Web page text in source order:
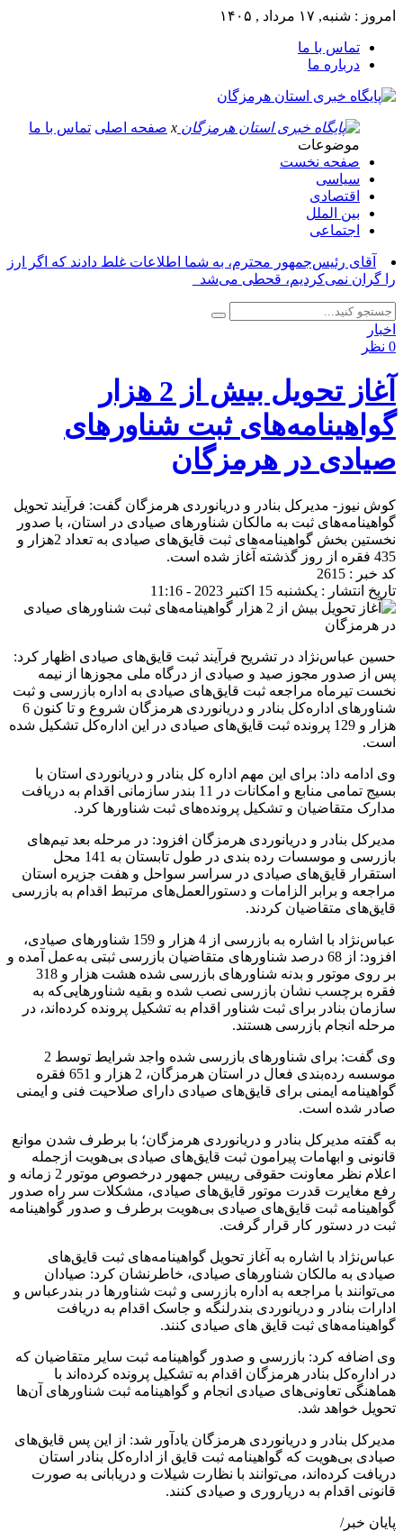
امروز : شنبه, ۱۷ مرداد , ۱۴۰۵
تماس با ما
درباره ما
x صفحه اصلی تماس با ما
موضوعات
صفحه نخست
سیاسی
اقتصادی
بین الملل
اجتماعی
آقای رئیس‌جمهور محترم، به شما اطلاعات غلط دادند که اگر ارز
را گران نمی‌کردیم، قحطی می‌شد_
اخبار
0 نظر
آغاز تحویل بیش از 2 هزار
گواهینامه‌های ثبت شناورهای
صیادی در هرمزگان
کوش نیوز- مدیرکل بنادر و دریانوردی هرمزگان گفت: فرآیند تحویل
گواهینامه‌های ثبت به مالکان شناورهای صیادی در استان، با صدور
نخستین بخش گواهینامه‌های ثبت قایق‌های صیادی به تعداد 2هزار و
435 فقره از روز گذشته آغاز شده است.
کد خبر : 2615
تاریخ انتشار : یکشنبه 15 اکتبر 2023 - 11:16
حسین عباس‌نژاد در تشریح فرآیند ثبت قایق‌های صیادی اظهار کرد:
پس از صدور مجوز صید و صیادی از درگاه ملی مجوزها از نیمه
نخست تیرماه مراجعه ثبت قایق‌های صیادی به اداره بازرسی و ثبت
شناورهای اداره‌کل بنادر و دریانوردی هرمزگان شروع و تا کنون 6
هزار و 129 پرونده ثبت قایق‌های صیادی در این اداره‌کل تشکیل شده
است.
وی ادامه داد: برای این مهم اداره کل بنادر و دریانوردی استان با
بسیج تمامی منابع و امکانات در 11 بندر سازمانی اقدام به دریافت
مدارک متقاضیان و تشکیل پرونده‌های ثبت شناورها کرد.
مدیرکل بنادر و دریانوردی هرمزگان افزود: در مرحله بعد تیم‌های
بازرسی و موسسات رده بندی در طول تابستان به 141 محل
استقرار قایق‌های صیادی در سراسر سواحل و هفت جزیره استان
مراجعه و برابر الزامات و دستورالعمل‌های مرتبط اقدام به بازرسی
قایق‌های متقاضیان کردند.
عباس‌نژاد با اشاره به بازرسی از 4 هزار و 159 شناورهای صیادی،
افزود: از 68 درصد شناورهای متقاضیان بازرسی ثبتی به‌عمل آمده و
بر روی موتور و بدنه شناورهای بازرسی شده هشت هزار و 318
فقره برچسب نشان بازرسی نصب شده و بقیه شناورهایی‌که به
سازمان بنادر برای ثبت شناور اقدام به تشکیل پرونده کرده‌اند، در
مرحله انجام بازرسی هستند.
وی گفت: برای شناورهای بازرسی شده واجد شرایط توسط 2
موسسه رده‌بندی فعال در استان هرمزگان، 2 هزار و 651 فقره
گواهینامه ایمنی برای قایق‌های صیادی دارای صلاحیت فنی و ایمنی
صادر شده است.
به گفته مدیرکل بنادر و دریانوردی هرمزگان؛ با برطرف شدن موانع
قانونی و ابهامات پیرامون ثبت قایق‌های صیادی بی‌هویت ازجمله
اعلام نظر معاونت حقوقی رییس جمهور درخصوص موتور 2 زمانه و
رفع مغایرت قدرت موتور قایق‌های صیادی، مشکلات سر راه صدور
گواهینامه ثبت قایق‌های صیادی بی‌هویت برطرف و صدور گواهینامه
ثبت در دستور کار قرار گرفت.
عباس‌نژاد با اشاره به آغاز تحویل گواهینامه‌های ثبت قایق‌های
صیادی به مالکان شناورهای صیادی، خاطرنشان کرد: صیادان
می‌توانند با مراجعه به اداره بازرسی و ثبت شناورها در بندرعباس و
ادارات بنادر و دریانوردی بندرلنگه و جاسک اقدام به دریافت
گواهینامه‌های ثبت قایق های صیادی کنند.
وی اضافه کرد: بازرسی و صدور گواهینامه ثبت سایر متقاضیان که
در اداره‌کل بنادر هرمزگان اقدام به تشکیل پرونده کرده‌اند با
هماهنگی تعاونی‌های صیادی انجام و گواهینامه ثبت شناورهای آن‌ها
تحویل خواهد شد.
مدیرکل بنادر و دریانوردی هرمزگان یادآور شد: از این پس قایق‌های
صیادی بی‌هویت که گواهینامه ثبت قایق از اداره‌کل بنادر استان
دریافت کرده‌اند، می‌توانند با نظارت شیلات و دریابانی به صورت
قانونی اقدام به دریاروری و صیادی کنند.
پایان خبر/